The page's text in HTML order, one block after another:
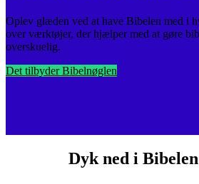
Oplev glæden ved at have Bibelen med i
over værktøjer, der hjælper med at gøre
overskuelig.
Det tilbyder Bibelnøglen
Dyk ned i